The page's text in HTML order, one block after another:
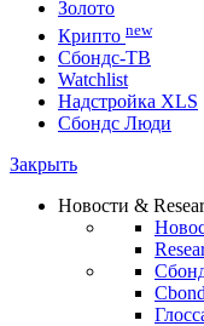
Золото
Крипто new
Сбондс-ТВ
Watchlist
Надстройка XLS
Сбондс Люди
Закрыть
Новости &